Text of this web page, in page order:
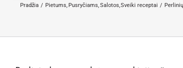
Pradžia Pietums Pusryčiams Salotos Sveiki receptai